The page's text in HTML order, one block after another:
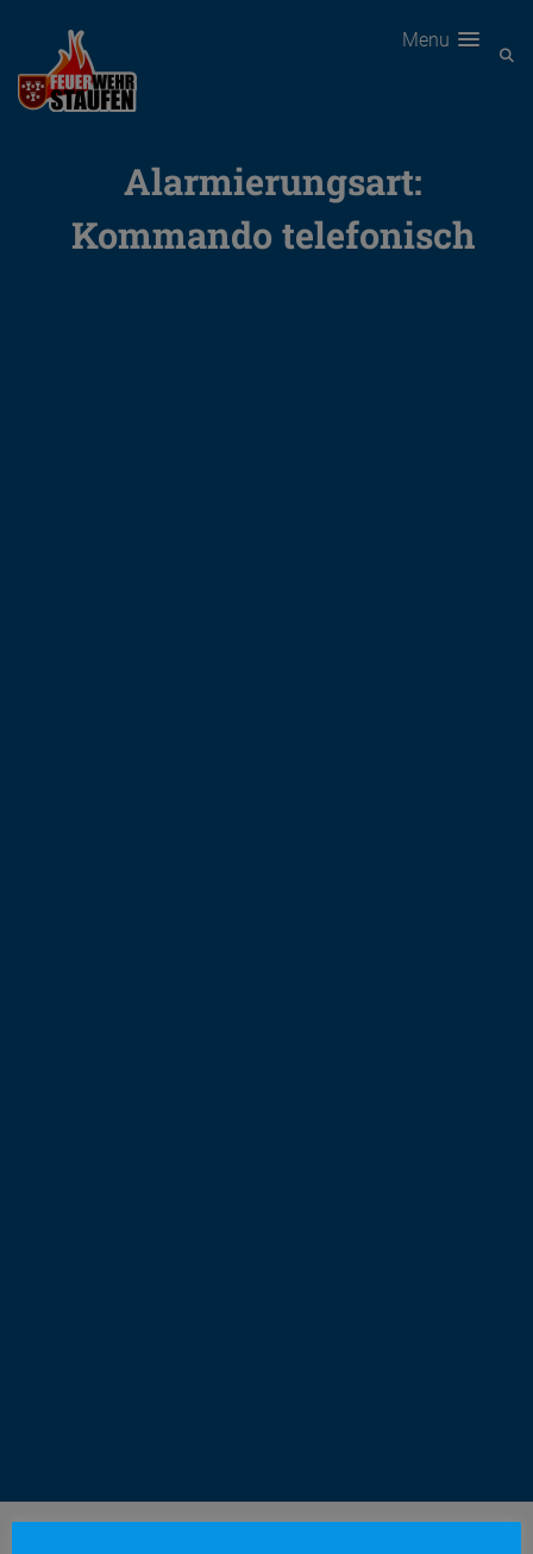
Menu
Alarmierungsart:
Kommando telefonisch